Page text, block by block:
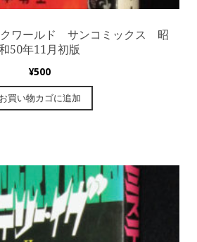
ワールド サンコミックス 昭
50年11月初版
¥500
お買い物カゴに追加